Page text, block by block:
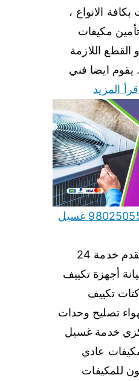
الانواع ،
تأمين مكيفات
اللازمة
. يقوم ايضا فني
المزيد
تصليح مكيفات خيطان 98025055 غسيل
تصليح مكيفات خيطان نقدم خدمة 24
أجهزة تكييف
تكييف
تصليح وحدات
خدمة غسيل
عادي
للمكيفات